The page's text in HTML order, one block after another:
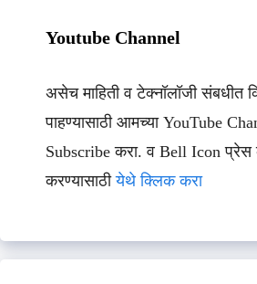
Youtube Channel
असेच माहिती व टेक्नॉलॉजी संबधीत
पाहण्यासाठी आमच्या YouTube
Subscribe करा. व Bell Icon प्रेस
करण्यासाठीयेथे क्लिक करा